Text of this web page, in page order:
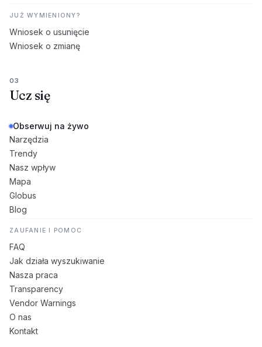
JUŻ WYMIENIONY?
Wniosek o usunięcie
Wniosek o zmianę
03
Ucz się
Obserwuj na żywo
Narzędzia
Trendy
Nasz wpływ
Mapa
Globus
Blog
ZAUFANIE I POMOC
FAQ
Jak działa wyszukiwanie
Nasza praca
Transparency
Vendor Warnings
O nas
Kontakt